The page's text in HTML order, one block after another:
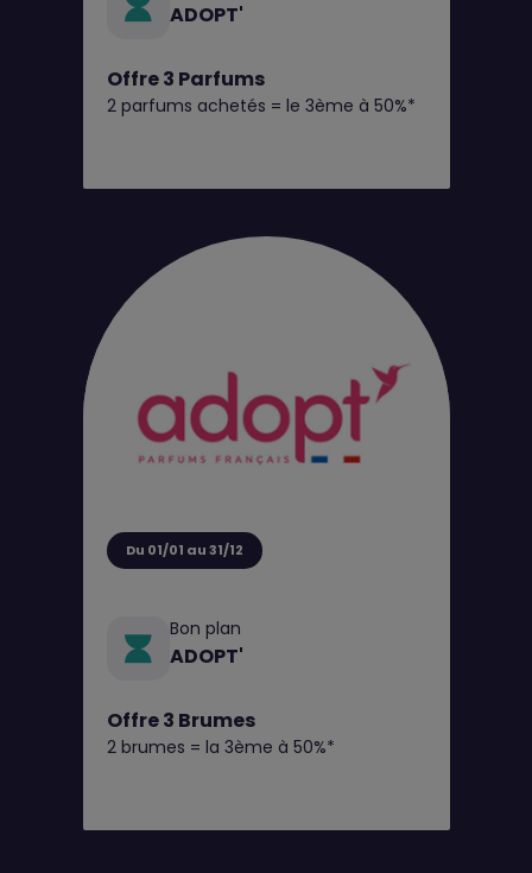
ADOPT'
Offre 3 Parfums
2 parfums achetés = le 3ème à 50%*
Du 01/01 au 31/12
Bon plan
ADOPT'
Offre 3 Brumes
2 brumes = la 3ème à 50%*